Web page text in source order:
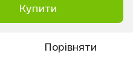
Купити
Порівняти